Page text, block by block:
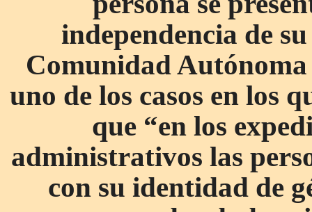
independencia de
Comunidad
uno de los casos en los
que “en los
administrativos las
con su identidad de